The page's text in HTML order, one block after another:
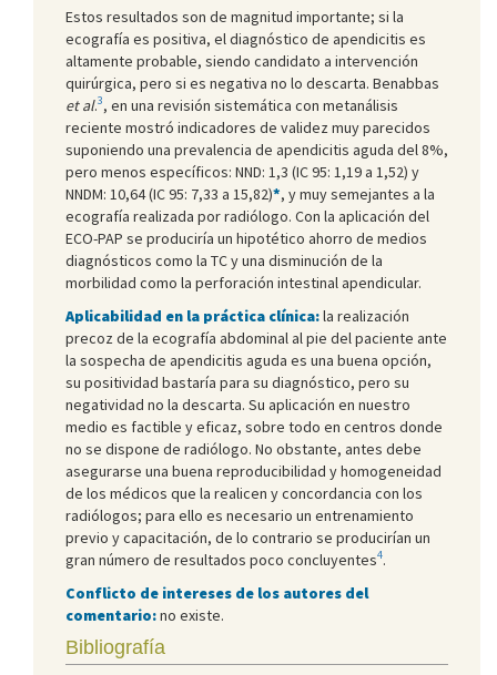
Estos resultados son de magnitud importante; si la
ecografía es positiva, el diagnóstico de apendicitis es
altamente probable, siendo candidato a intervención
quirúrgica, pero si es negativa no lo descarta. Benabbas
et al.3, en una revisión sistemática con metanálisis
reciente mostró indicadores de validez muy parecidos
suponiendo una prevalencia de apendicitis aguda del 8%,
pero menos específicos: NND: 1,3 (IC 95: 1,19 a 1,52) y
NNDM: 10,64 (IC 95: 7,33 a 15,82)*, y muy semejantes a la
ecografía realizada por radiólogo. Con la aplicación del
ECO-PAP se produciría un hipotético ahorro de medios
diagnósticos como la TC y una disminución de la
morbilidad como la perforación intestinal apendicular.
Aplicabilidad en la práctica clínica:la realización
precoz de la ecografía abdominal al pie del paciente ante
la sospecha de apendicitis aguda es una buena opción,
su positividad bastaría para su diagnóstico, pero su
negatividad no la descarta. Su aplicación en nuestro
medio es factible y eficaz, sobre todo en centros donde
no se dispone de radiólogo. No obstante, antes debe
asegurarse una buena reproducibilidad y homogeneidad
de los médicos que la realicen y concordancia con los
radiólogos; para ello es necesario un entrenamiento
previo y capacitación, de lo contrario se producirían un
gran número de resultados poco concluyentes4.
Conflicto de intereses de los autores del
comentario:no existe.
Bibliografía